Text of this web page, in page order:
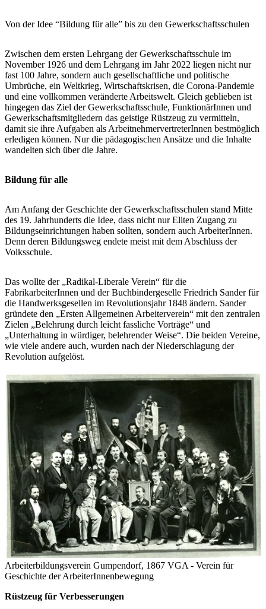
Von der Idee “Bildung für alle” bis zu den Gewerkschaftsschulen
Zwischen dem ersten Lehrgang der Gewerkschaftsschule im
November 1926 und dem Lehrgang im Jahr 2022 liegen nicht nur
fast 100 Jahre, sondern auch gesellschaftliche und politische
Umbrüche, ein Weltkrieg, Wirtschaftskrisen, die Corona-Pandemie
und eine vollkommen veränderte Arbeitswelt. Gleich geblieben ist
hingegen das Ziel der Gewerkschaftsschule, FunktionärInnen und
Gewerkschaftsmitgliedern das geistige Rüstzeug zu vermitteln,
damit sie ihre Aufgaben als ArbeitnehmervertreterInnen bestmöglich
erledigen können. Nur die pädagogischen Ansätze und die Inhalte
wandelten sich über die Jahre.
Bildung für alle
Am Anfang der Geschichte der Gewerkschaftsschulen stand Mitte
des 19. Jahrhunderts die Idee, dass nicht nur Eliten Zugang zu
Bildungseinrichtungen haben sollten, sondern auch ArbeiterInnen.
Denn deren Bildungsweg endete meist mit dem Abschluss der
Volksschule.
Das wollte der „Radikal-Liberale Verein“ für die
FabrikarbeiterInnen und der Buchbindergeselle Friedrich Sander für
die Handwerksgesellen im Revolutionsjahr 1848 ändern. Sander
gründete den „Ersten Allgemeinen Arbeiterverein“ mit den zentralen
Zielen „Belehrung durch leicht fassliche Vorträge“ und
„Unterhaltung in würdiger, belehrender Weise“. Die beiden Vereine,
wie viele andere auch, wurden nach der Niederschlagung der
Revolution aufgelöst.
Arbeiterbildungsverein Gumpendorf, 1867 VGA - Verein für
Geschichte der ArbeiterInnenbewegung
Rüstzeug für Verbesserungen